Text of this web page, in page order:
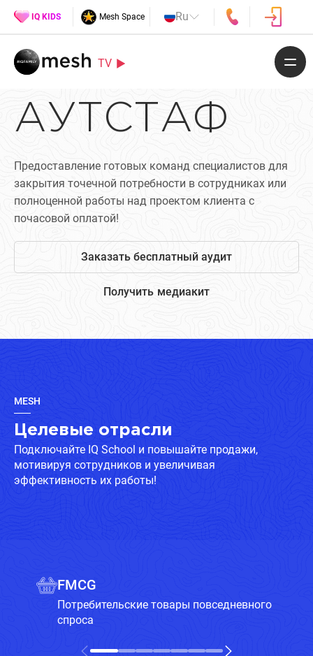
IQ KIDS Mesh Space Ru
TV
АУТСТАФ
Предоставление готовых команд специалистов для
закрытия точечной потребности в сотрудниках или
полноценной работы над проектом клиента с
почасовой оплатой!
Заказать бесплатный аудит
Получить медиакит
MESH
Целевые отрасли
Подключайте IQ School и повышайте продажи,
мотивируя сотрудников и увеличивая
эффективность их работы!
FMCG
Потребительские товары повседневного
спроса